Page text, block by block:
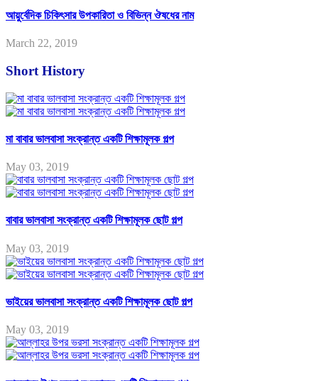
আয়ুর্বেদিক চিকিৎসার উপকারিতা ও বিভিন্ন ঔষধের নাম
March 22, 2019
Short History
মা বাবার ভালবাসা সংক্রান্ত একটি শিক্ষামূলক গল্প
May 03, 2019
বাবার ভালবাসা সংক্রান্ত একটি শিক্ষামূলক ছোট গল্প
May 03, 2019
ভাইয়ের ভালবাসা সংক্রান্ত একটি শিক্ষামূলক ছোট গল্প
May 03, 2019